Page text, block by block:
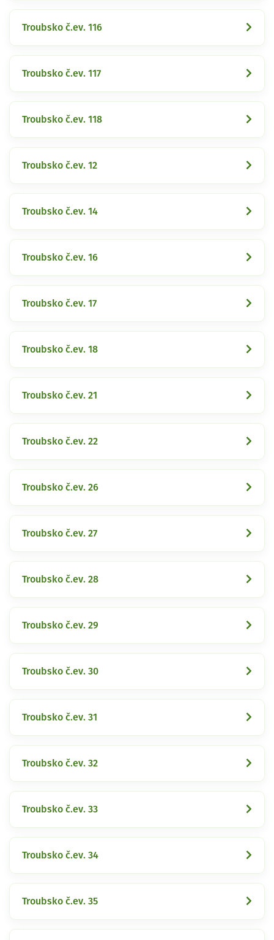
Troubsko č.ev. 116
Troubsko č.ev. 117
Troubsko č.ev. 118
Troubsko č.ev. 12
Troubsko č.ev. 14
Troubsko č.ev. 16
Troubsko č.ev. 17
Troubsko č.ev. 18
Troubsko č.ev. 21
Troubsko č.ev. 22
Troubsko č.ev. 26
Troubsko č.ev. 27
Troubsko č.ev. 28
Troubsko č.ev. 29
Troubsko č.ev. 30
Troubsko č.ev. 31
Troubsko č.ev. 32
Troubsko č.ev. 33
Troubsko č.ev. 34
Troubsko č.ev. 35